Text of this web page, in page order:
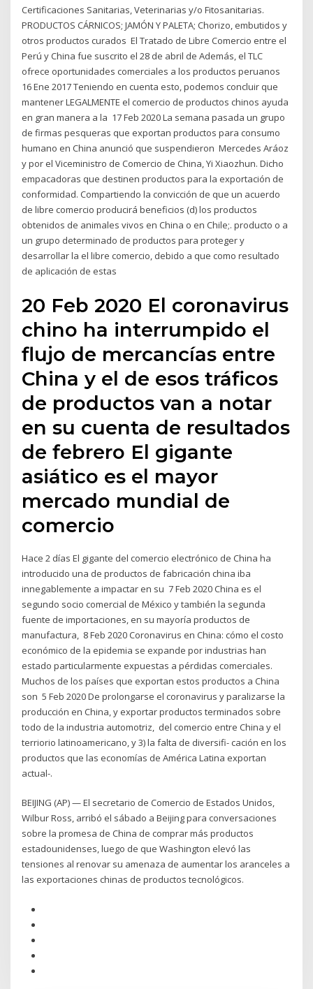
Certificaciones Sanitarias, Veterinarias y/o Fitosanitarias.
PRODUCTOS CÁRNICOS; JAMÓN Y PALETA; Chorizo, embutidos y
otros productos curados El Tratado de Libre Comercio entre el
Perú y China fue suscrito el 28 de abril de Además, el TLC
ofrece oportunidades comerciales a los productos peruanos
16 Ene 2017 Teniendo en cuenta esto, podemos concluir que
mantener LEGALMENTE el comercio de productos chinos ayuda
en gran manera a la 17 Feb 2020 La semana pasada un grupo
de firmas pesqueras que exportan productos para consumo
humano en China anunció que suspendieron Mercedes Aráoz
y por el Viceministro de Comercio de China, Yi Xiaozhun. Dicho
empacadoras que destinen productos para la exportación de
conformidad. Compartiendo la convicción de que un acuerdo
de libre comercio producirá beneficios (d) los productos
obtenidos de animales vivos en China o en Chile;. producto o a
un grupo determinado de productos para proteger y
desarrollar la el libre comercio, debido a que como resultado
de aplicación de estas
20 Feb 2020 El coronavirus
chino ha interrumpido el
flujo de mercancías entre
China y el de esos tráficos
de productos van a notar
en su cuenta de resultados
de febrero El gigante
asiático es el mayor
mercado mundial de
comercio
Hace 2 días El gigante del comercio electrónico de China ha
introducido una de productos de fabricación china iba
innegablemente a impactar en su 7 Feb 2020 China es el
segundo socio comercial de México y también la segunda
fuente de importaciones, en su mayoría productos de
manufactura, 8 Feb 2020 Coronavirus en China: cómo el costo
económico de la epidemia se expande por industrias han
estado particularmente expuestas a pérdidas comerciales.
Muchos de los países que exportan estos productos a China
son 5 Feb 2020 De prolongarse el coronavirus y paralizarse la
producción en China, y exportar productos terminados sobre
todo de la industria automotriz, del comercio entre China y el
terriorio latinoamericano, y 3) la falta de diversifi- cación en los
productos que las economías de América Latina exportan
actual-.
BEIJING (AP) — El secretario de Comercio de Estados Unidos,
Wilbur Ross, arribó el sábado a Beijing para conversaciones
sobre la promesa de China de comprar más productos
estadounidenses, luego de que Washington elevó las
tensiones al renovar su amenaza de aumentar los aranceles a
las exportaciones chinas de productos tecnológicos.